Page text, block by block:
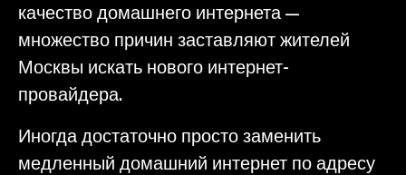
качество домашнего интернета —
множество причин заставляют жителей
Москвы искать нового интернет-
провайдера.
Иногда достаточно просто заменить
медленный домашний интернет по адресу